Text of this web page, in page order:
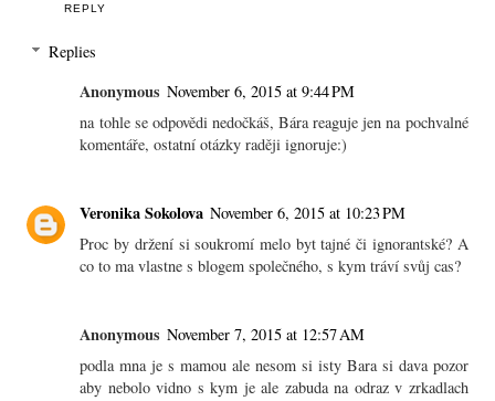
REPLY
Replies
Anonymous November 6, 2015 at 9:44 PM
na tohle se odpovědi nedočkáš, Bára reaguje jen na pochvalné
komentáře, ostatní otázky raději ignoruje:)
Veronika Sokolova November 6, 2015 at 10:23 PM
Proc by držení si soukromí melo byt tajné či ignorantské? A
co to ma vlastne s blogem společného, s kym tráví svůj cas?
Anonymous November 7, 2015 at 12:57 AM
podla mna je s mamou ale nesom si isty Bara si dava pozor
aby nebolo vidno s kym je ale zabuda na odraz v zrkadlach